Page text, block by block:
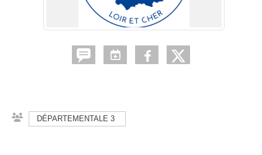
DÉPARTEMENTALE 3